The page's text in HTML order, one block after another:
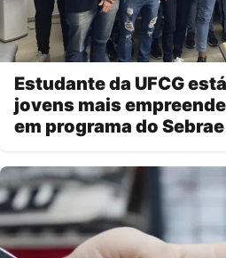
Estudante da UFCG
jovens mais
em programa do Sebrae